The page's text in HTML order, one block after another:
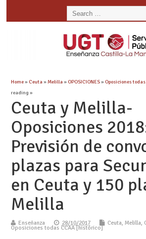
Home» Ceuta »Melilla » OPOSICIONES» Oposiciones
reading »
Ceuta y Melilla-
Oposiciones
Previsión de
plazas para
en Ceuta y 150
Melilla
Enseñanza 28/10/2017 Ceuta, Melilla,
Oposiciones todas CCAA [histórico]